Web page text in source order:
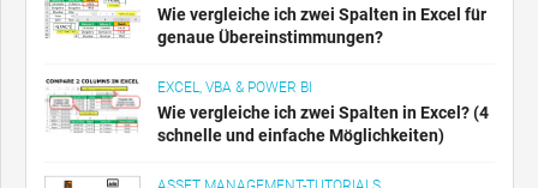
Wie vergleiche ich zwei Spalten in Excel für
genaue Übereinstimmungen?
EXCEL, VBA & POWER BI
Wie vergleiche ich zwei Spalten in Excel? (4
schnelle und einfache Möglichkeiten)